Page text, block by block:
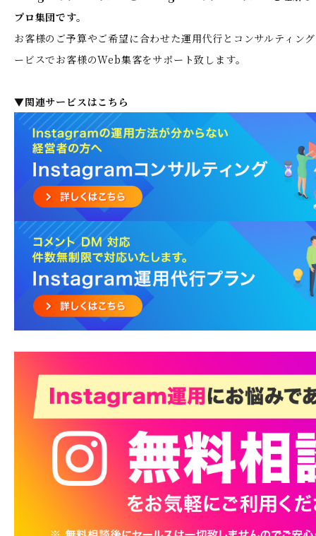
プロ集団です。
お客様のご予算やご希望に合わせた運用代行とコンサルティン
ービスでお客様のWeb集客をサポート致します。
▼関連サービスはこちら